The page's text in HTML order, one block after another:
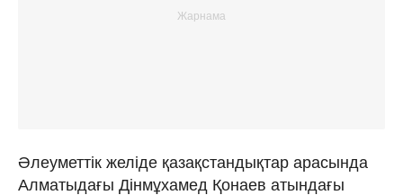
Әлеуметтік желіде қазақстандықтар арасында
Алматыдағы Дінмұхамед Қонаев атындағы